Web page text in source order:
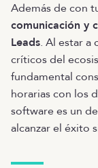
Además de con
comunicación y
Leads. Al estar a
críticos del
fundamental
horarias con los
software es un
alcanzar el éxito